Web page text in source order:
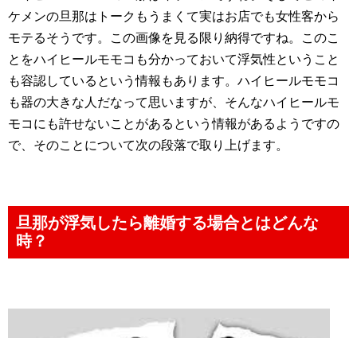
ケメンの旦那はトークもうまくて実はお店でも女性客から
モテるそうです。この画像を見る限り納得ですね。このこ
とをハイヒールモモコも分かっておいて浮気性ということ
も容認しているという情報もあります。ハイヒールモモコ
も器の大きな人だなって思いますが、そんなハイヒールモ
モコにも許せないことがあるという情報があるようですの
で、そのことについて次の段落で取り上げます。
旦那が浮気したら離婚する場合とはどんな
時？